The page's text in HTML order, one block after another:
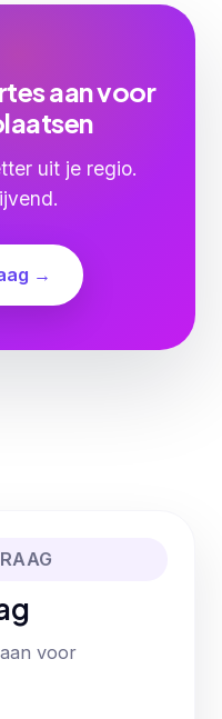
aan voor
uit je regio.
→
voor